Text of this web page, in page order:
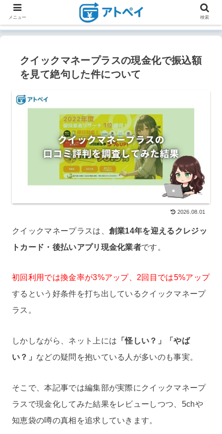
クイックマネープラスの現金化で振込額
を見て絶句した件について
2026.08.01
クイックマネープラスは、 創業14年を迎えるクレジッ
トカード・後払いアプリ現金化業者です。
初回利用では換金率が3%アップ、2回目では5%アップ
するという好条件を打ち出しているクイックマネープ
ラス。
しかしながら、ネット上には 「怪しい？」「やば
い？」 などの疑問を抱いている人が多いのも事実。
そこで、本記事では編集部が実際にクイックマネープ
ラスで現金化してみた結果をレビューしつつ、5chや
知恵袋の噂の真相を追求していきます。
メニュー 検索